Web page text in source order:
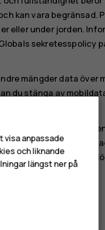
kan vara begränsad.
eller under jorden.
sekretesspolicy
mängder data över
du stänga av
i
bland höga
kan du stänga av
visa anpassade
och liknande
längst ner på